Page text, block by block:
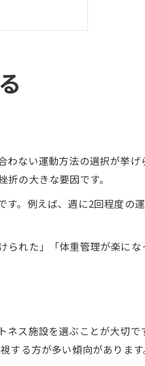
響とは
底解説
エット効果
用法
検証
用術
作り方
か
ない運動方法の選択が挙げ
の大きな要因です。
。例えば、週に2回程度の
れた」「体重管理が楽に
ス施設を選ぶことが大切で
する方が多い傾向があります